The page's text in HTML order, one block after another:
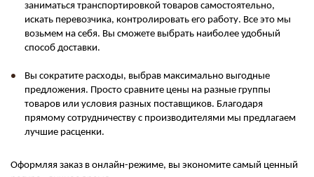
заниматься транспортировкой товаров самостоятельно,
искать перевозчика, контролировать его работу. Все это мы
возьмем на себя. Вы сможете выбрать наиболее удобный
способ доставки.
Вы сократите расходы, выбрав максимально выгодные
предложения. Просто сравните цены на разные группы
товаров или условия разных поставщиков. Благодаря
прямому сотрудничеству с производителями мы предлагаем
лучшие расценки.
Оформляя заказ в онлайн-режиме, вы экономите самый ценный